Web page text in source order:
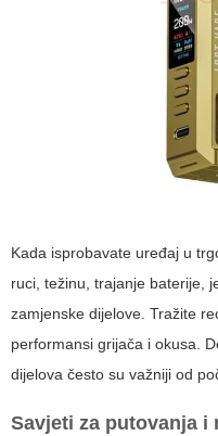
Kada isprobavate uređaj u
ruci, težinu, trajanje baterije,
zamjenske dijelove. Tražite
performansi grijača i okusa.
dijelova često su važniji od
Savjeti za putovanja i